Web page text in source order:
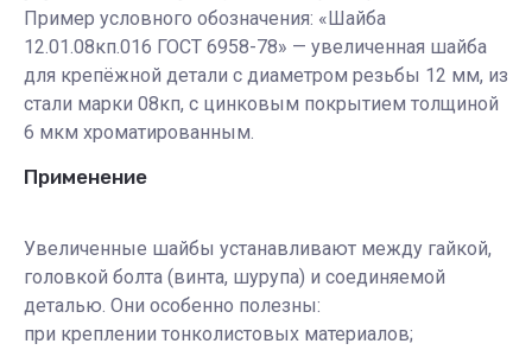
Пример условного обозначения: «Шайба
12.01.08кп.016 ГОСТ 6958-78» — увеличенная шайба
для крепёжной детали с диаметром резьбы 12 мм, из
стали марки 08кп, с цинковым покрытием толщиной
6 мкм хроматированным.
Применение
Увеличенные шайбы устанавливают между гайкой,
головкой болта (винта, шурупа) и соединяемой
деталью. Они особенно полезны:
при креплении тонколистовых материалов;